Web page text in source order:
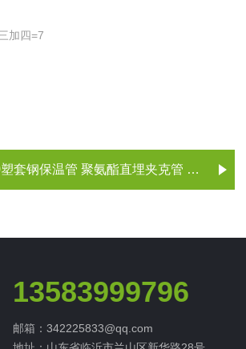
加四=7
管 聚氨酯直埋夹克管 大荔管道保温 预制保温管
13583999796
邮箱：342225833@qq.com